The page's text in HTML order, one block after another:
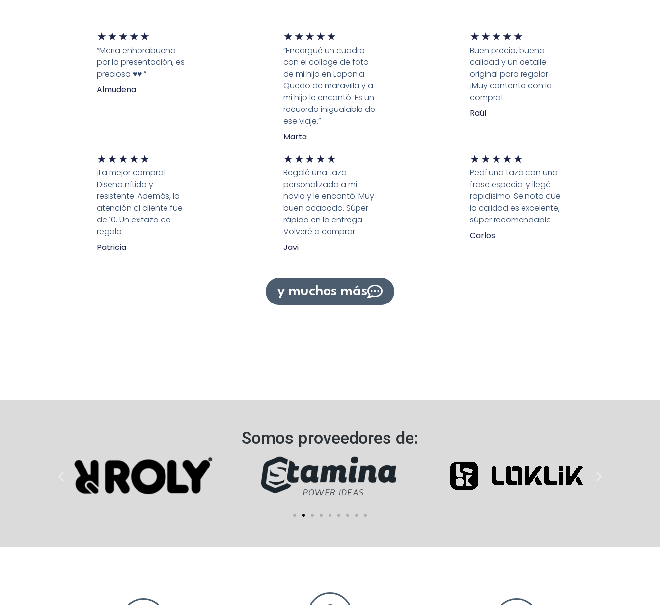
★ ★ ★ ★ ★
“Maria enhorabuena
por la presentación, es
preciosa ♥️♥️.”
Almudena
★ ★ ★ ★ ★
“Encargué un cuadro
con el collage de foto
de mi hijo en Laponia.
Quedó de maravilla y a
mi hijo le encantó. Es un
recuerdo inigualable de
ese viaje.”
Marta
★ ★ ★ ★ ★
Buen precio, buena
calidad y un detalle
original para regalar.
¡Muy contento con la
compra!
Raúl
★ ★ ★ ★ ★
¡La mejor compra!
Diseño nítido y
resistente. Además, la
atención al cliente fue
de 10. Un exitazo de
regalo
Patricia
★ ★ ★ ★ ★
Regalé una taza
personalizada a mi
novia y le encantó. Muy
buen acabado. Súper
rápido en la entrega.
Volveré a comprar
Javi
★ ★ ★ ★ ★
Pedí una taza con una
frase especial y llegó
rapidísimo. Se nota que
la calidad es excelente,
súper recomendable
Carlos
y muchos más
Somos proveedores de:​